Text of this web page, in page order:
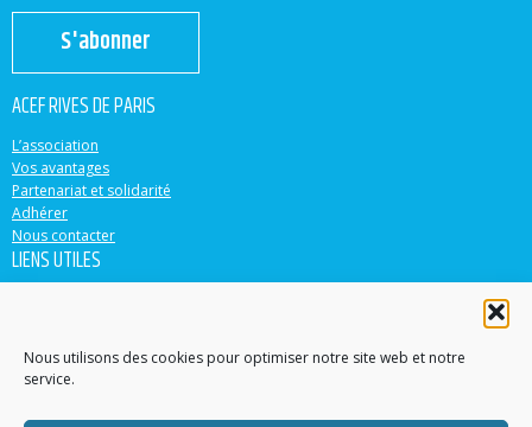
Nous utilisons des cookies pour optimiser notre site web et notre
service.
S'abonner
ACEF RIVES DE PARIS
L’association
Vos avantages
Partenariat et solidarité
Adhérer
Nous contacter
LIENS UTILES